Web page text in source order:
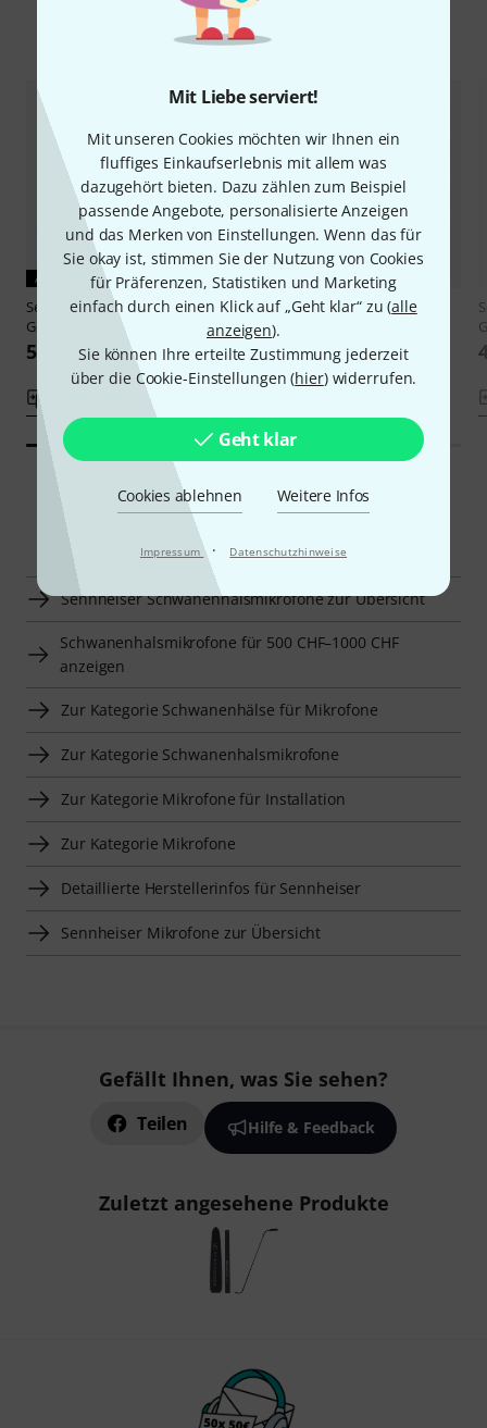
Mit Liebe serviert!
Mit unseren Cookies möchten wir Ihnen ein
fluffiges Einkaufserlebnis mit allem was
dazugehört bieten. Dazu zählen zum Beispiel
passende Angebote, personalisierte Anzeigen
und das Merken von Einstellungen. Wenn das für
Sie okay ist, stimmen Sie der Nutzung von Cookies
für Präferenzen, Statistiken und Marketing
einfach durch einen Klick auf „Geht klar“ zu (alle
anzeigen).
Sie können Ihre erteilte Zustimmung jederzeit
über die Cookie-Einstellungen (hier) widerrufen.
Geht klar
Cookies ablehnen Weitere Infos
Impressum · Datenschutzhinweise
Alternativen vergleichen
AKTUELLES PRODUKT
SennheiserME36/3072
Gooseneck Bundle
583 CHF
Sennheiser ME36/3042
Gooseneck Bundle
462 CHF
Smart Navigator
Sennheiser Schwanenhalsmikrofone zur Übersicht
Schwanenhalsmikrofone für 500 CHF–1000 CHF
anzeigen
Zur Kategorie Schwanenhälse für Mikrofone
Zur Kategorie Schwanenhalsmikrofone
Zur Kategorie Mikrofone für Installation
Zur Kategorie Mikrofone
Detaillierte Herstellerinfos für Sennheiser
Sennheiser Mikrofone zur Übersicht
Gefällt Ihnen, was Sie sehen?
Teilen Hilfe & Feedback
Zuletzt angesehene Produkte